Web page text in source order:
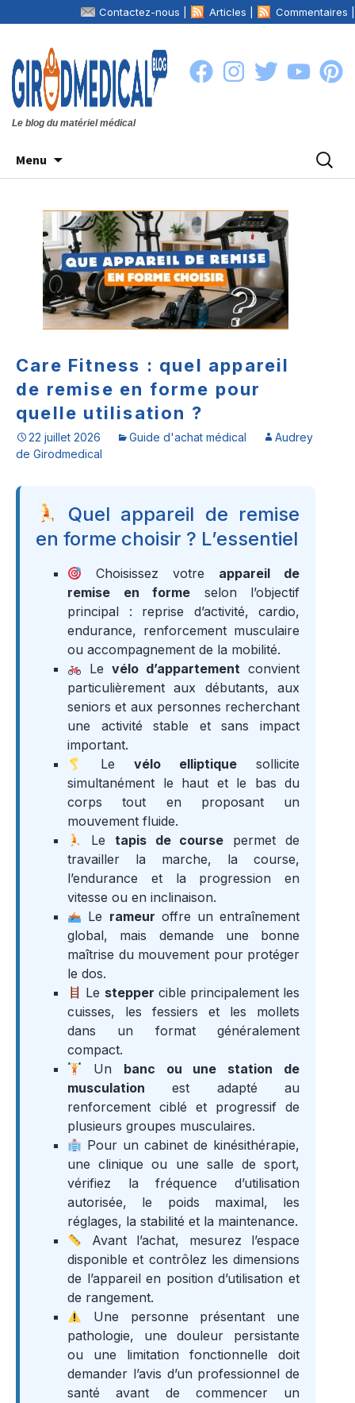
Commentaires |
Articles |
Contactez-nous |
Le blog du matériel médical
Menu
Care Fitness : quel appareil
de remise en forme pour
quelle utilisation ?
22 juillet 2026 Guide d'achat médical
Audrey
de Girodmedical
Quel appareil de remise
en forme choisir ? L’essentiel
Choisissez votre appareil de
remise en forme selon l’objectif
principal : reprise d’activité, cardio,
endurance, renforcement musculaire
ou accompagnement de la mobilité.
Levélo d’appartement convient
particulièrement aux débutants, aux
seniors et aux personnes recherchant
une activité stable et sans impact
important.
Levélo elliptique sollicite
simultanément le haut et le bas du
corps tout en proposant un
mouvement fluide.
Le tapis de course permet de
travailler la marche, la course,
l’endurance et la progression en
vitesse ou en inclinaison.
Le rameur offre un entraînement
global, mais demande une bonne
maîtrise du mouvement pour protéger
le dos.
Le stepper cible principalement les
cuisses, les fessiers et les mollets
dans un format généralement
compact.
Un banc ou une station de
musculation est adapté au
renforcement ciblé et progressif de
plusieurs groupes musculaires.
Pour un cabinet de kinésithérapie,
une clinique ou une salle de sport,
vérifiez la fréquence d’utilisation
autorisée, le poids maximal, les
réglages, la stabilité et la maintenance.
Avant l’achat, mesurez l’espace
disponible et contrôlez les dimensions
de l’appareil en position d’utilisation et
de rangement.
Une personne présentant une
pathologie, une douleur persistante
ou une limitation fonctionnelle doit
demander l’avis d’un professionnel de
santé avant de commencer un